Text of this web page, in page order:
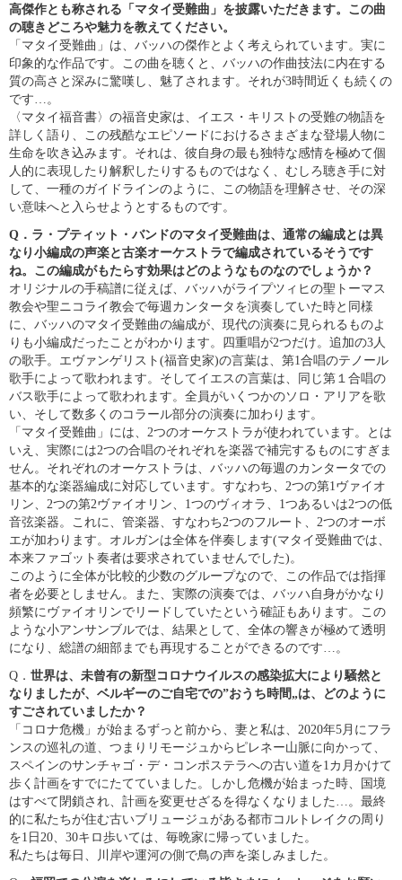
高傑作とも称される「マタイ受難曲」を披露いただきます。 この曲
の聴きどころや魅力を教えてください。
「マタイ受難曲」は、バッハの傑作とよく考えられています。実に
印象的な作品です。この曲を聴くと、バッハの作曲技法に内在する
質の高さと深みに驚嘆し、魅了されます。それが3時間近くも続くの
です…。
〈マタイ福音書〉の福音史家は、イエス・キリストの受難の物語を
詳しく語り、この残酷なエピソードにおけるさまざまな登場人物に
生命を吹き込みます。 それは、彼自身の最も独特な感情を極めて個
人的に表現したり解釈したりするものではなく、むしろ聴き手に対
して、一種のガイドラインのように、この物語を理解させ、その深
い意味へと入らせようとする ものです。
Q． ラ・プティット・バンドのマタイ受難曲は、通常の編成とは異
なり小編成の声楽と古楽オーケストラで編成されているそうです
ね。この編成がもたらす効果はどのようなものなのでしょうか？
オリジナルの手稿譜に従えば、バッハがライプツ ィヒの聖トーマス
教会や聖ニコライ教会で毎週カン タータを演奏していた時と同様
に、バッハのマタイ受難曲の編成が、現代の演奏に見られるものよ
りも小編成だったことがわかります。四重唱が2つだけ。 追加の3人
の歌手。エヴァンゲリスト(福音史家)の言葉は、第1合唱のテノール
歌手によって歌われま す。そしてイエスの言葉は、同じ第１合唱の
バス歌手によって歌われます。全員がいくつかのソロ・アリアを歌
い、そして数多くのコラール部分の演奏に加わ ります。
「マタイ受難曲」には、2つのオーケストラが使われています。とは
いえ、実際には2つの合唱のそれぞれを楽器で補完するものにすぎま
せん。それぞれのオーケストラは、バッハの毎週のカンタータでの
基本的な楽器編成に対応しています。すなわち、2つの第1ヴァイオ
リン、2つの第2ヴァイオリン、1つのヴィオラ、1つあるいは2つの低
音弦楽器。これに、 管楽器、すなわち2つのフルート、2つのオーボ
エが加わります。オルガンは全体を伴奏します(マタイ受難曲では、
本来ファゴット奏者は要求されていませんでした)。
このように全体が比較的少数のグループなので、 この作品では指揮
者を必要としません。また、実際の演奏では、バッハ自身がかなり
頻繁にヴァイオリンでリードしていたという確証もあります。この
よう な小アンサンブルでは、結果として、全体の響きが極めて透明
になり、総譜の細部までも再現することができるのです…。
Q． 世界は、未曾有の新型コロナウイルスの感染拡大により騒然と
なりましたが、ベルギーのご自宅での”おうち時間„は、どのように
すごされていましたか？
「コロナ危機」が始まるずっと前から、妻と私は、 2020年5月にフラ
ンスの巡礼の道、つまりリモージュからピレネー山脈に向かって、
スペインのサンチャゴ・デ・コンポステラへの古い道を1カ月かけて
歩く計画をすでにたてていました。しかし危機が始まった時、国境
はすべて閉鎖され、計画を変更せざるを得なくなりました…。最終
的に私たちが住む古いブリュージュがある都市コルトレイクの周り
を1 日 20、 30キロ歩いては、毎晩家に帰っていました。
私たちは毎日、川岸や運河の側で鳥の声を楽しみ ました。